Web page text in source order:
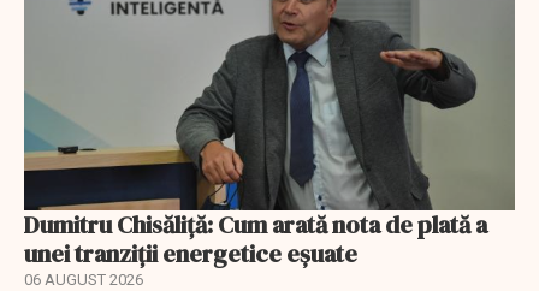
Dumitru Chisăliță: Cum arată nota de plată a
unei tranziții energetice eșuate
06 AUGUST 2026